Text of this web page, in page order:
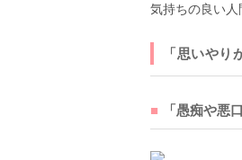
気持ちの良い人
「思いや
「愚痴や悪